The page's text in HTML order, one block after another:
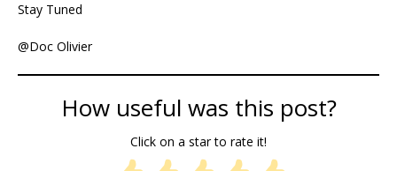
Stay Tuned
@Doc Olivier
How useful was this post?
Click on a star to rate it!